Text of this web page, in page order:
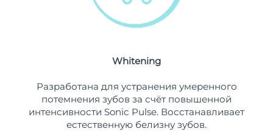
Whitening
Разработана для устранения умеренного
потемнения зубов за счёт повышенной
интенсивности Sonic Pulse. Восстанавливает
естественную белизну зубов.
Ожидаемая дата доставки
Люксембург
Ожидаемая дата доставки
8/9/26
Макао (САР)
Ожидаемая дата доставки